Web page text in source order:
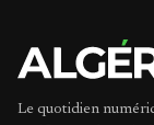
Le quotidien